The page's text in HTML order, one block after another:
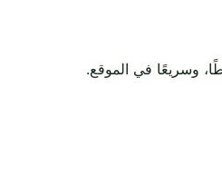
وسريعًا في الموقع.